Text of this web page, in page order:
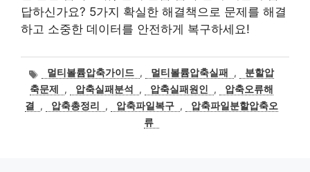
답하신가요? 5가지 확실한 해결책으로 문제를 해결
하고 소중한 데이터를 안전하게 복구하세요!
태
그
멀티볼륨압축가이드 , 멀티볼륨압축실패 ,
분할압
축문제
, 압축실패분석 , 압축실패원인 ,
압축오류해
결
, 압축총정리 , 압축파일복구 ,
압축파일분할압축오
류